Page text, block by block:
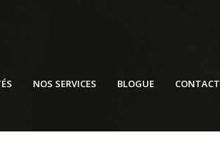
NOS SERVICES BLOGUE CONTACT